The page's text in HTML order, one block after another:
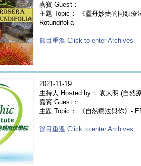
嘉賓 Guest：
主題 Topic： 《靈丹妙藥的同類療
Rotundifolia
節目重溫 Click to enter Archives
2021-11-19
主持人 Hosted by： 袁大明 (自然
嘉賓 Guest：
主題 Topic： 《自然療法與你》-
節目重溫 Click to enter Archives